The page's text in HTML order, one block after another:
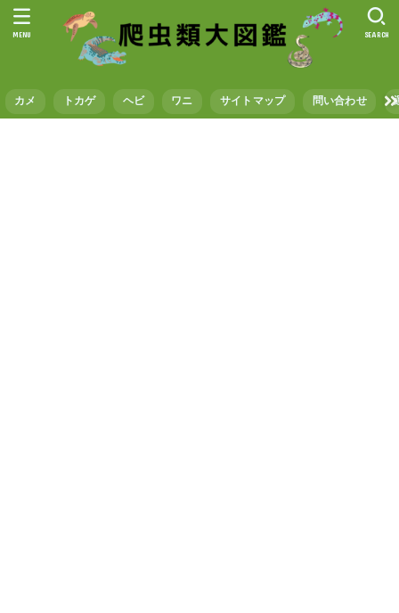
カメ トカゲ ヘビ ワニ サイトマップ 問い合わせ
SEARCH
MENU